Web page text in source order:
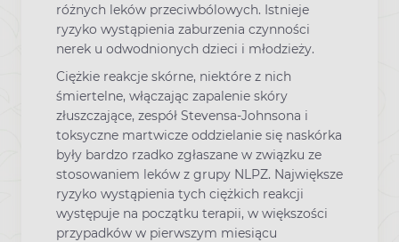
różnych leków przeciwbólowych. Istnieje
ryzyko wystąpienia zaburzenia czynności
nerek u odwodnionych dzieci i młodzieży.
Ciężkie reakcje skórne, niektóre z nich
śmiertelne, włączając zapalenie skóry
złuszczające, zespół Stevensa-Johnsona i
toksyczne martwicze oddzielanie się naskórka
były bardzo rzadko zgłaszane w związku ze
stosowaniem leków z grupy NLPZ. Największe
ryzyko wystąpienia tych ciężkich reakcji
występuje na początku terapii, w większości
przypadków w pierwszym miesiącu